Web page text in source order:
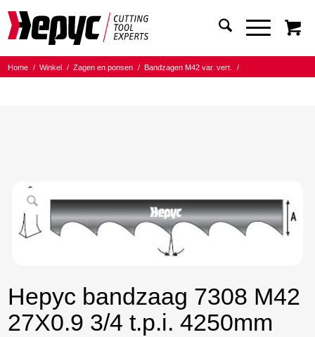
Home / Winkel / Zagen en ponsen / Bandzagen M42 var. vert.
/
Hepyc bandzaag 7308 M42
27X0.9 3/4 t.p.i. 4250mm